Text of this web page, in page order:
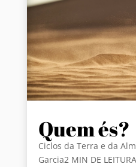
Quem és?
Ciclos da Terra e da
Garcia2 MIN DE